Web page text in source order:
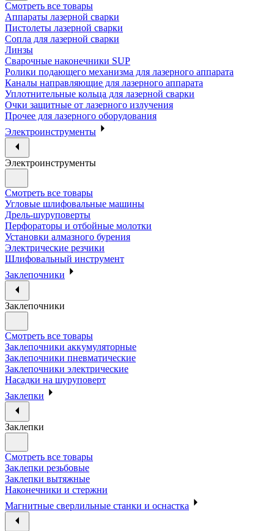
Смотреть все товары
Аппараты лазерной сварки
Пистолеты лазерной сварки
Сопла для лазерной сварки
Линзы
Сварочные наконечники SUP
Ролики подающего механизма для лазерного аппарата
Каналы направляющие для лазерного аппарата
Уплотнительные кольца для лазерной сварки
Очки защитные от лазерного излучения
Прочее для лазерного оборудования
Электроинструменты
Электроинструменты
Смотреть все товары
Угловые шлифовальные машины
Дрель-шуруповерты
Перфораторы и отбойные молотки
Установки алмазного бурения
Электрические резчики
Шлифовальный инструмент
Заклепочники
Заклепочники
Смотреть все товары
Заклепочники аккумуляторные
Заклепочники пневматические
Заклепочники электрические
Насадки на шуруповерт
Заклепки
Заклепки
Смотреть все товары
Заклепки резьбовые
Заклепки вытяжные
Наконечники и стержни
Магнитные сверлильные станки и оснастка